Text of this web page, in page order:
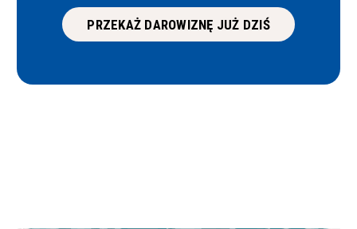
PRZEKAŻ DAROWIZNĘ JUŻ DZIŚ